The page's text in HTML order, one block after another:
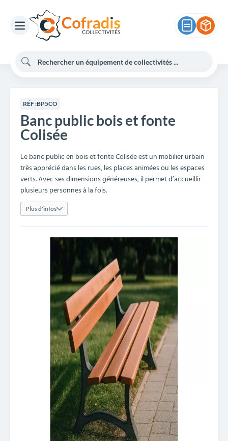
RÉF :BP5CO
Banc public bois et fonte
Colisée
Le banc public en bois et fonte Colisée est un mobilier urbain
très apprécié dans les rues, les places animées ou les espaces
verts. Avec ses dimensions généreuses, il permet d’accueillir
plusieurs personnes à la fois.
Plus d'infos